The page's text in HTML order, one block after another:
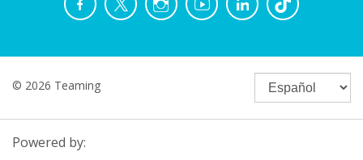
© 2026 Teaming
Powered by: